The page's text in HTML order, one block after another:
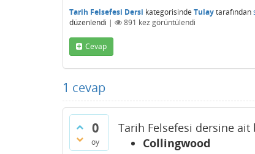
Tarih Felsefesi Dersi kategorisinde Tulaytarafından
düzenlendi | 891 kez görüntülendi
Cevap
1 cevap
0
oy
Tarih Felsefesi dersine
Collingwood